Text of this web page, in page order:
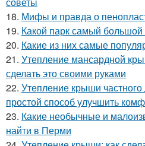
18. Мифы и правда о
19. Какой парк самый большой
20. Какие из них самые
21. Утепление мансардной
сделать это своими руками
22. Утепление крыши
простой способ улучшить
23. Какие необычные и
найти в Перми